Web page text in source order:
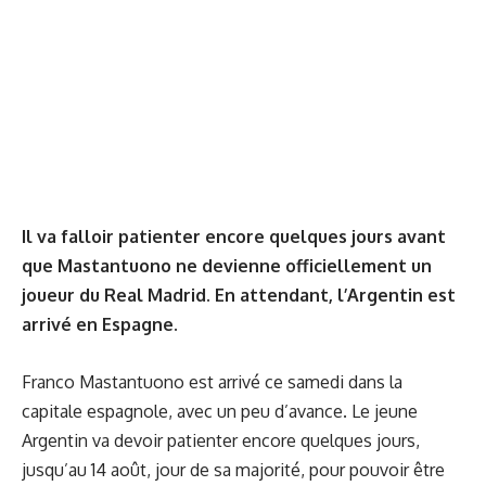
Il va falloir patienter encore quelques jours avant
que Mastantuono ne devienne officiellement un
joueur du Real Madrid. En attendant, l’Argentin est
arrivé en Espagne.
Franco Mastantuono est arrivé ce samedi dans la
capitale espagnole, avec un peu d’avance. Le jeune
Argentin va devoir patienter encore quelques jours,
jusqu’au 14 août, jour de sa majorité, pour pouvoir être